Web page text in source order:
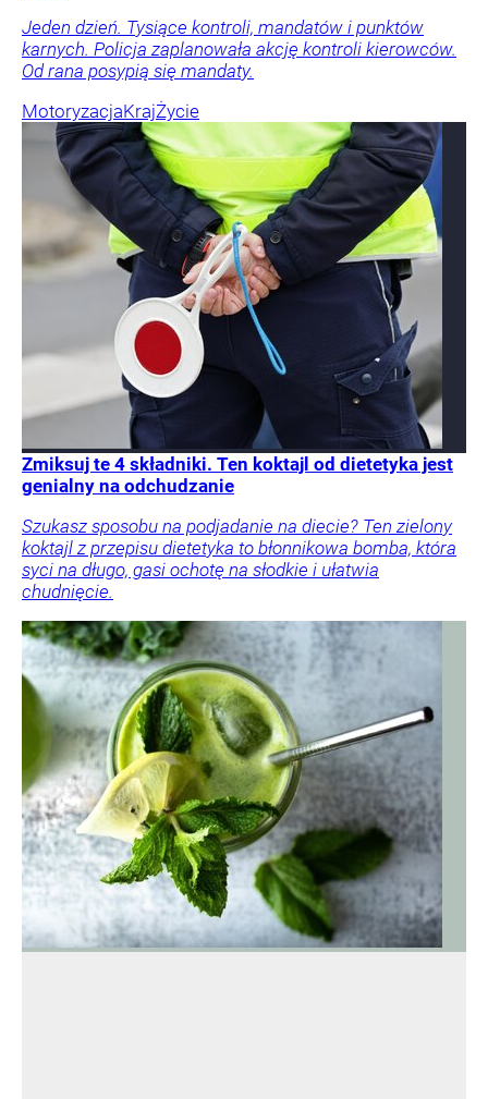
Jeden dzień. Tysiące kontroli, mandatów i punktów
karnych. Policja zaplanowała akcję kontroli kierowców.
Od rana posypią się mandaty.
MotoryzacjaKrajŻycie
Zmiksuj te 4 składniki. Ten koktajl od dietetyka jest
genialny na odchudzanie
Szukasz sposobu na podjadanie na diecie? Ten zielony
koktajl z przepisu dietetyka to błonnikowa bomba, która
syci na długo, gasi ochotę na słodkie i ułatwia
chudnięcie.